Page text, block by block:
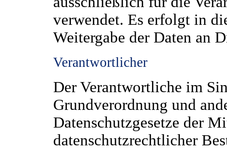
verwendet. Es erfolgt in
Weitergabe der Daten an
Verantwortlicher
Der Verantwortliche im
Grundverordnung und
Datenschutzgesetze der
datenschutzrechtlicher